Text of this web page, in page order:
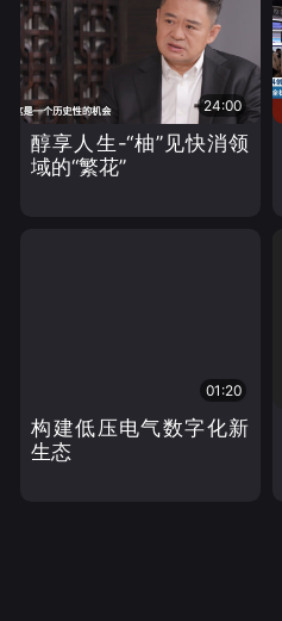
24:00
醇享人生-“柚”见快消领
域的“繁花”
01:20
构建低压电气数字化新
生态